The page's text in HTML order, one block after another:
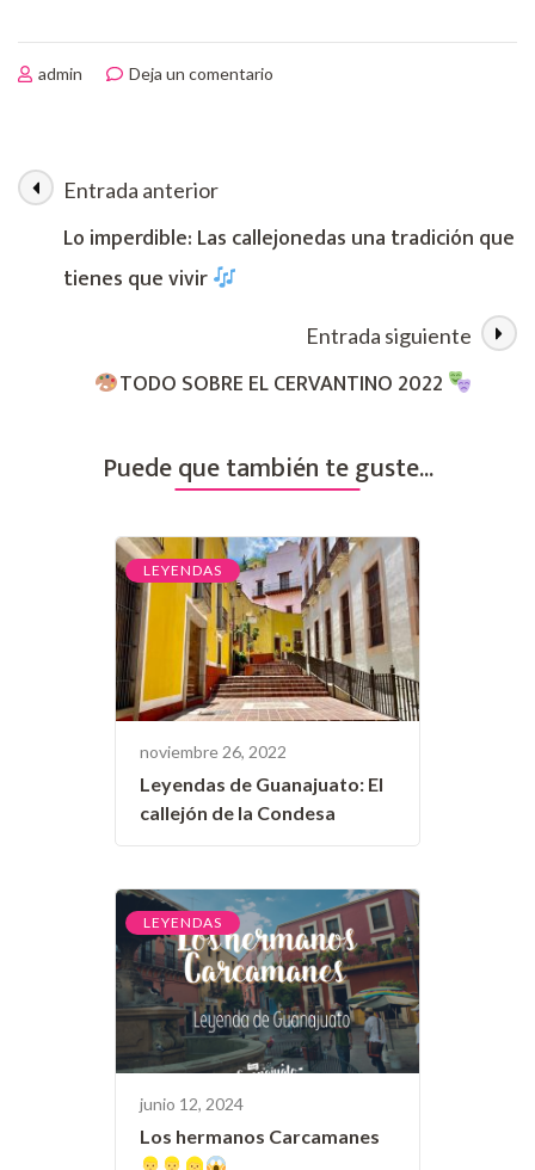
admin Deja un comentario
Mexiamora
Navegación
entradas
Entrada anterior
Lo imperdible: Las callejonedas una tradición que
tienes que vivir
Entrada siguiente
TODO SOBRE EL CERVANTINO 2022
Puede que también te guste...
LEYENDAS
noviembre 26, 2022
Leyendas de Guanajuato: El
callejón de la Condesa
LEYENDAS
junio 12, 2024
Los hermanos Carcamanes